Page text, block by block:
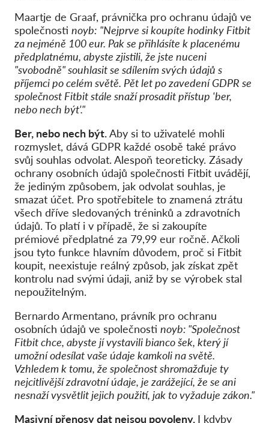
Maartje de Graaf, právnička pro ochranu údajů ve
společnosti noyb: "Nejprve si koupíte hodinky Fitbit
za nejméně 100 eur. Pak se přihlásíte k placenému
předplatnému, abyste zjistili, že jste nuceni
"svobodně" souhlasit se sdílením svých údajů s
příjemci po celém světě. Pět let po zavedení GDPR se
společnost Fitbit stále snaží prosadit přístup 'ber,
nebo nech být'."
Ber, nebo nech být.Aby si to uživatelé mohli
rozmyslet, dává GDPR každé osobě také právo
svůj souhlas odvolat. Alespoň teoreticky. Zásady
ochrany osobních údajů společnosti Fitbit uvádějí,
že jediným způsobem, jak odvolat souhlas, je
smazat účet. Pro spotřebitele to znamená ztrátu
všech dříve sledovaných tréninků a zdravotních
údajů. To platí i v případě, že si zakoupíte
prémiové předplatné za 79,99 eur ročně. Ačkoli
jsou tyto funkce hlavním důvodem, proč si Fitbit
koupit, neexistuje reálný způsob, jak získat zpět
kontrolu nad svými údaji, aniž by se výrobek stal
nepoužitelným.
Bernardo Armentano, právník pro ochranu
osobních údajů ve společnosti noyb: "Společnost
Fitbit chce, abyste jí vystavili bianco šek, který jí
umožní odesílat vaše údaje kamkoli na světě.
Vzhledem k tomu, že společnost shromažďuje ty
nejcitlivější zdravotní údaje, je zarážející, že se ani
nesnaží vysvětlit jejich použití, jak to vyžaduje zákon."
Masivní přenosy dat nejsou povoleny. I kdyby